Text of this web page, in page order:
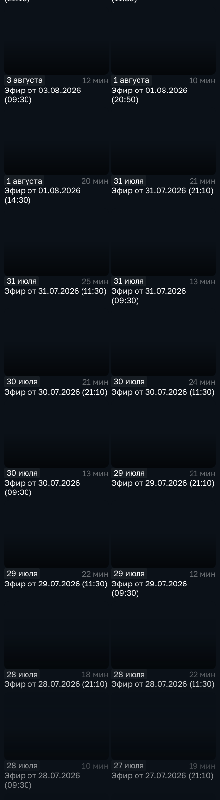
3 августа
12 мин
Эфир от 03.08.2026
(09:30)
1 августа
10 мин
Эфир от 01.08.2026
(20:50)
1 августа
20 мин
Эфир от 01.08.2026
(14:30)
31 июля
21 мин
Эфир от 31.07.2026 (21:10)
31 июля
25 мин
Эфир от 31.07.2026 (11:30)
31 июля
13 мин
Эфир от 31.07.2026
(09:30)
30 июля
21 мин
Эфир от 30.07.2026 (21:10)
30 июля
24 мин
Эфир от 30.07.2026 (11:30)
30 июля
13 мин
Эфир от 30.07.2026
(09:30)
29 июля
21 мин
Эфир от 29.07.2026 (21:10)
29 июля
22 мин
Эфир от 29.07.2026 (11:30)
29 июля
12 мин
Эфир от 29.07.2026
(09:30)
28 июля
18 мин
Эфир от 28.07.2026 (21:10)
28 июля
22 мин
Эфир от 28.07.2026 (11:30)
28 июля
10 мин
Эфир от 28.07.2026
(09:30)
27 июля
19 мин
Эфир от 27.07.2026 (21:10)